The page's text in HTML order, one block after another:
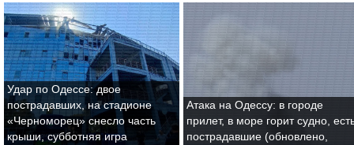
Удар по Одессе: двое
пострадавших, на стадионе
«Черноморец» снесло часть
крыши, субботняя игра
Атака на Одессу: в городе
прилет, в море горит судно,
пострадавшие (обновлено,